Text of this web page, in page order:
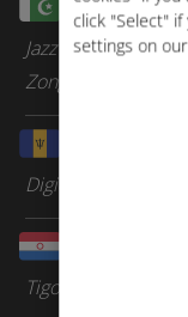
click "Select"
settings on
巴基斯坦
Jazz Pakistan
Zong
Digicel Group
Tigo